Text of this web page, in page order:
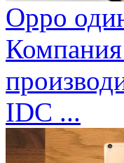
Oppo
IDC ...